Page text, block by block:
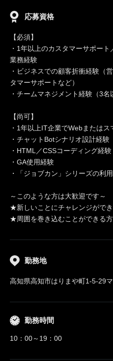
応募資格
【必須】
・1年以上のカスタマーサポー
業務経験
・ビジネスでの顧客折衝経験（
タマーサポートなど）
・チームマネジメント経験（3名
【尚可】
・1年以上IT企業でWebまたは
・チャットBotシナリオ設計経験
・HTML／CSSコーディング経験
・GA使用経験
・「ジョブカン」シリーズの利
～このような方は大歓迎です～
★新しいことにチャレンジがで
★周囲を巻き込むことができる方
勤務地
高知県高知市はりまや町1-5-29
勤務時間
10：00～19：00